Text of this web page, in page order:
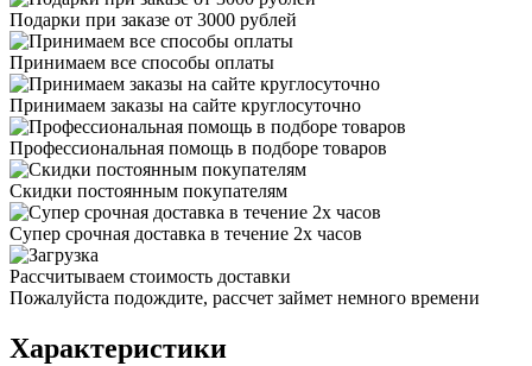
Подарки при заказе от 3000 рублей
Принимаем все способы оплаты
Принимаем заказы на сайте круглосуточно
Профессиональная помощь в подборе товаров
Скидки постоянным покупателям
Супер срочная доставка в течение 2х часов
Рассчитываем стоимость доставки
Пожалуйста подождите, рассчет займет немного времени
Характеристики